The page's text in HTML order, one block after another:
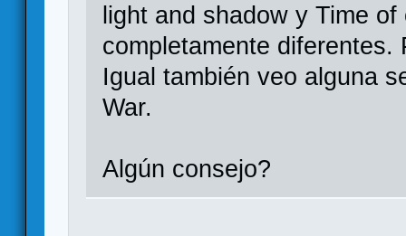
light and shadow y Time
completamente
Igual también veo alguna
War.
Algún consejo?